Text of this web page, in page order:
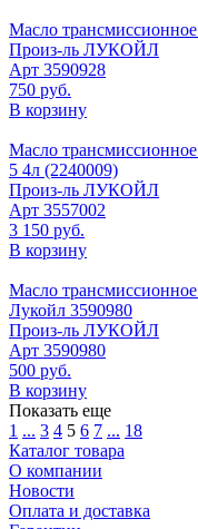
Масло
Произ-ль ЛУКОЙЛ
Арт 3590928
750 руб.
В корзину
Масло
5 4л (2240009)
Произ-ль ЛУКОЙЛ
Арт 3557002
3 150 руб.
В корзину
Масло
Лукойл 3590980
Произ-ль ЛУКОЙЛ
Арт 3590980
500 руб.
В корзину
Показать еще
1 ... 3 4 5 6 7 ... 18
Каталог товара
О компании
Новости
Оплата и доставка